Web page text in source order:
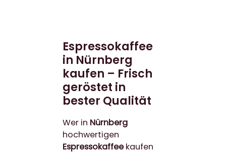
Espressokaffee
in Nürnberg
kaufen – Frisch
geröstet in
bester Qualität
Wer in Nürnberg
hochwertigen
Espressokaffeekaufen